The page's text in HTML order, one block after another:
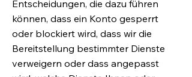
Entscheidungen, die dazu führen
können, dass ein Konto gesperrt
oder blockiert wird, dass wir die
Bereitstellung bestimmter Dienste
verweigern oder dass angepasst